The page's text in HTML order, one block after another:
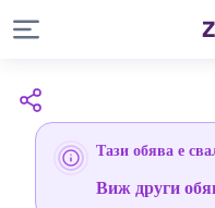
Тази обява е
Виж други